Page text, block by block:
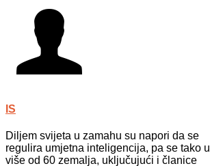
IS
Diljem svijeta u zamahu su napori da se
regulira umjetna inteligencija, pa se tako u
više od 60 zemalja, uključujući i članice